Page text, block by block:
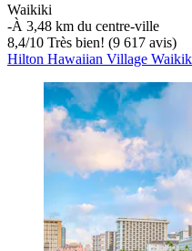
Waikiki
‐À 3,48 km du centre-ville
8,4/10 Très bien! (9 617 avis)
Hilton Hawaiian Village